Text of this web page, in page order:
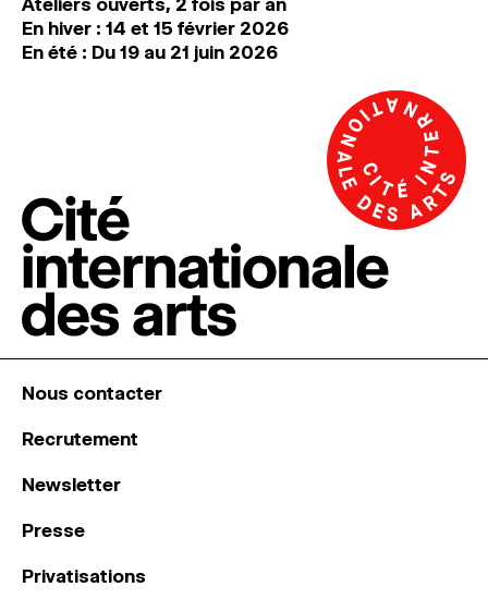
En hiver : 14 et 15 février 2026
En été : Du 19 au 21 juin 2026
Nous contacter
Recrutement
Newsletter
Presse
Privatisations